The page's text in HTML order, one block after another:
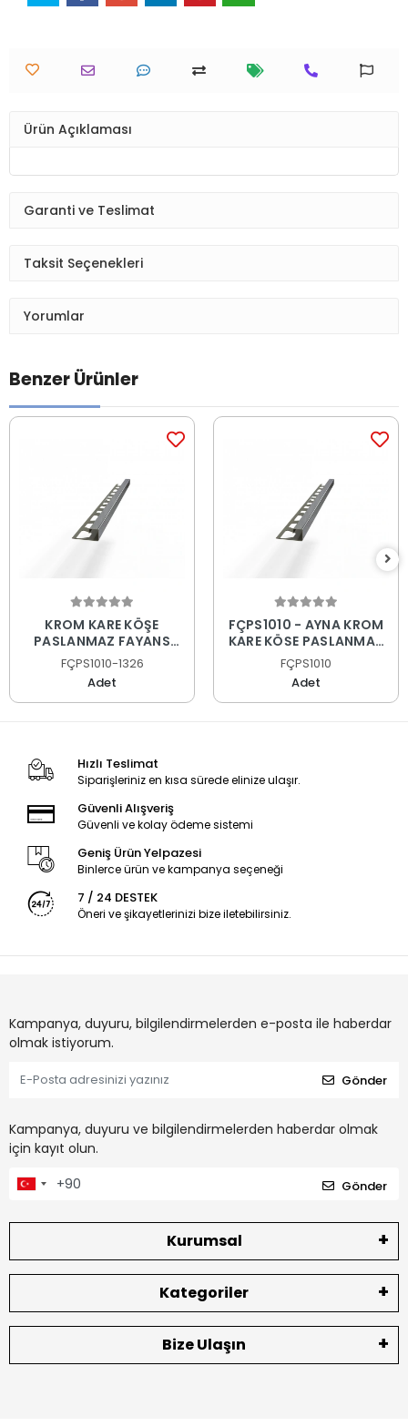
Ürün Açıklaması
Garanti ve Teslimat
Taksit Seçenekleri
Yorumlar
Benzer Ürünler
KROM KARE KÖŞE
PASLANMAZ FAYANS
PROFİLİ
FÇPS1010-1326
Adet
FÇPS1010 - AYNA KROM
KARE KÖŞE PASLANMAZ
FAYANS PROFİLİ
FÇPS1010
Adet
Hızlı Teslimat
Siparişleriniz en kısa sürede elinize ulaşır.
Güvenli Alışveriş
Güvenli ve kolay ödeme sistemi
Geniş Ürün Yelpazesi
Binlerce ürün ve kampanya seçeneği
7 / 24 DESTEK
Öneri ve şikayetlerinizi bize iletebilirsiniz.
Kampanya, duyuru, bilgilendirmelerden e-posta ile haberdar
olmak istiyorum.
Gönder
Kampanya, duyuru ve bilgilendirmelerden haberdar olmak
için kayıt olun.
Gönder
Kurumsal
Kategoriler
Bize Ulaşın